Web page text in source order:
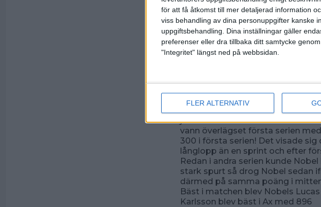
för att få åtkomst till mer detaljerad information
viss behandling av dina personuppgifter kanske
uppgiftsbehandling. Dina inställningar gäller
preferenser eller dra tillbaka ditt samtycke
"Integritet" längst ned på webbsidan.
FLER ALTERNATIV
Ax hade alltså inte heller
med match mot Bågen i
Örnen i Birkahallen. Bågen var
redan från start och tittade
ribban med 300 i första serien
Trots Joackims 300 i första
Biehl som slog 957. Joackim fick
När det sedan bar av till
jämnare! Det var till och med så
vann överlägset första serien
300 i första serien! Det visade
långlopp än en sprint och efter
Redan i andra serien kunde
stark spurt så drog Nobel sedan
därmed på samma poäng i
Bäst i matchen blev Nobels
Karlsson blev bäst i Ax med 896